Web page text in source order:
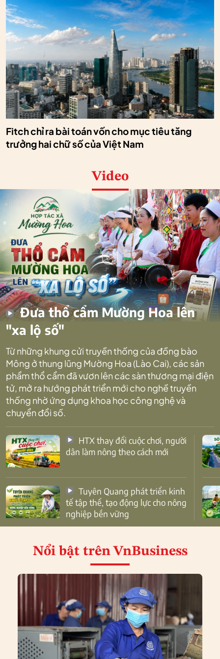
Fitch chỉ ra bài toán vốn cho mục tiêu tăng
trưởng hai chữ số của Việt Nam
Video
Đưa thổ cẩm Mường Hoa lên
"xa lộ số"
Từ những khung cửi truyền thống của đồng bào
Mông ở thung lũng Mường Hoa (Lào Cai), các sản
phẩm thổ cẩm đã vươn lên các sàn thương mại điện
tử, mở ra hướng phát triển mới cho nghề truyền
thống nhờ ứng dụng khoa học công nghệ và
chuyển đổi số.
dân làm nông theo cách mới
tế tập thể, tạo động lực cho nông
nghiệp bền vững
Nổi bật trên VnBusiness